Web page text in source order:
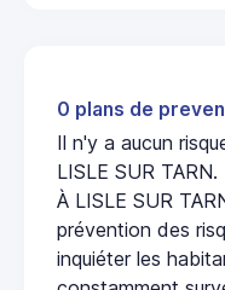
0 plans de
Il n'y a aucun
LISLE SUR TARN.
À LISLE SUR
prévention des
inquiéter les